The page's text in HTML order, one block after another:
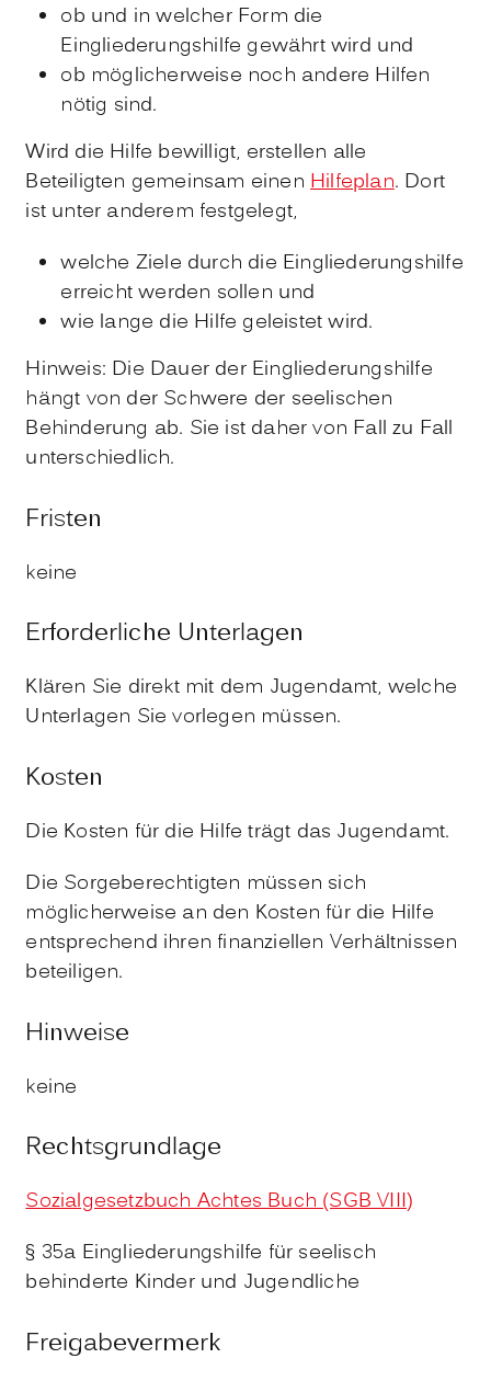
ob und in welcher Form die
Eingliederungshilfe gewährt wird und
ob möglicherweise noch andere Hilfen
nötig sind.
Wird die Hilfe bewilligt, erstellen alle
Beteiligten gemeinsam einen Hilfeplan. Dort
ist unter anderem festgelegt,
welche Ziele durch die Eingliederungshilfe
erreicht werden sollen und
wie lange die Hilfe geleistet wird.
Hinweis: Die Dauer der Eingliederungshilfe
hängt von der Schwere der seelischen
Behinderung ab. Sie ist daher von Fall zu Fall
unterschiedlich.
Fristen
keine
Erforderliche Unterlagen
Klären Sie direkt mit dem Jugendamt, welche
Unterlagen Sie vorlegen müssen.
Kosten
Die Kosten für die Hilfe trägt das Jugendamt.
Die Sorgeberechtigten müssen sich
möglicherweise an den Kosten für die Hilfe
entsprechend ihren finanziellen Verhältnissen
beteiligen.
Hinweise
keine
Rechtsgrundlage
Sozialgesetzbuch Achtes Buch (SGB VIII)
§ 35a Eingliederungshilfe für seelisch
behinderte Kinder und Jugendliche
Freigabevermerk